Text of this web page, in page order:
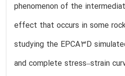
phenomenon of the
effect that occurs in some
studying the EPCA3D
and complete stress–strain